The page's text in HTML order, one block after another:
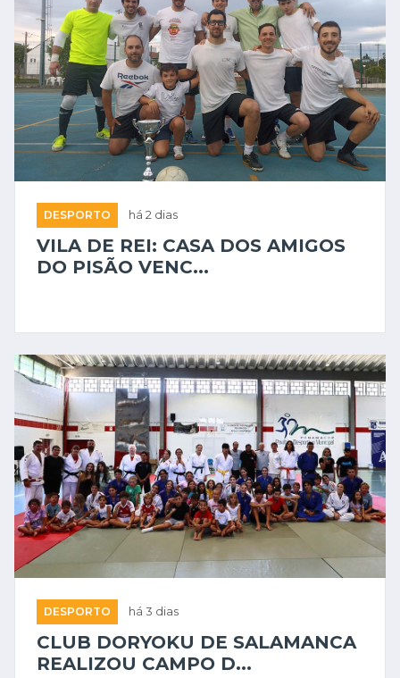
DESPORTO há 2 dias
VILA DE REI: CASA DOS AMIGOS
DO PISÃO VENC...
DESPORTO há 3 dias
CLUB DORYOKU DE SALAMANCA
REALIZOU CAMPO D...